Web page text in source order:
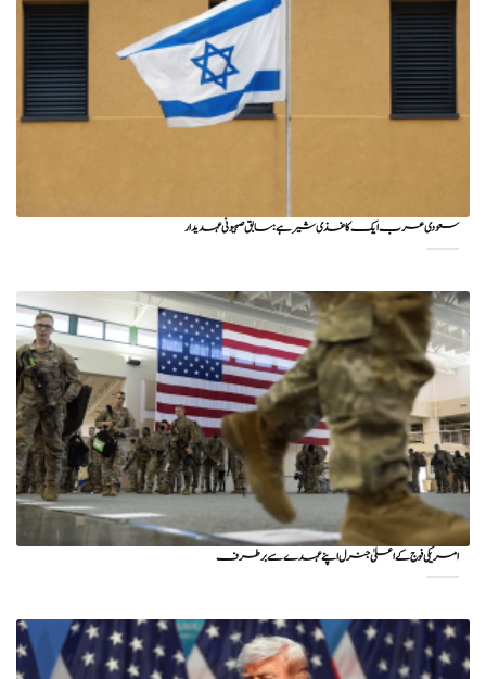
سعودی عرب ایک کاغذی شیر ہے: سابق صہیونی عہدیدار
امریکی فوج کے اعلیٰ جنرل اپنے عہدے سے برطرف